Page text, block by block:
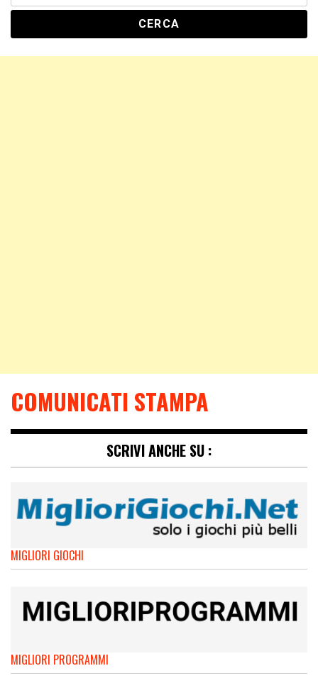
COMUNICATI STAMPA
SCRIVI ANCHE SU :
MIGLIORI GIOCHI
MIGLIORI PROGRAMMI